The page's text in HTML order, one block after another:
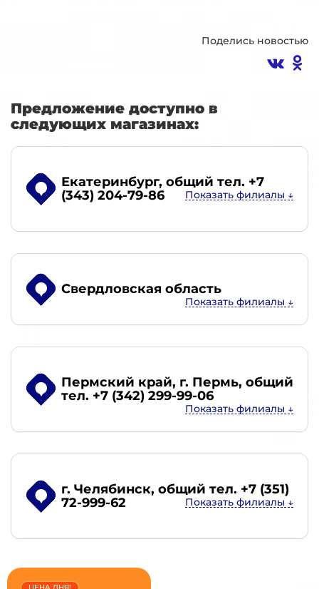
Поделись новостью
Предложение доступно в
следующих магазинах:
Екатеринбург, общий тел. +7
(343) 204-79-86
Свердловская область
Пермский край, г. Пермь, общий
тел. +7 (342) 299-99-06
г. Челябинск, общий тел. +7 (351)
72-999-62